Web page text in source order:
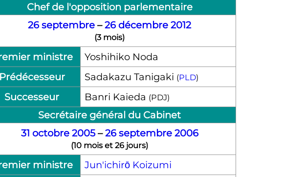
Chef de l'opposition parlementaire
26 septembre –26 décembre 2012
(3 mois)
ministre
Yoshihiko Noda
Sadakazu Tanigaki (PLD)
Successeur Banri Kaieda (PDJ)
Secrétaire général du Cabinet
31 octobre 2005–26 septembre 2006
(10 mois et 26 jours)
ministre
Jun'ichirō Koizumi